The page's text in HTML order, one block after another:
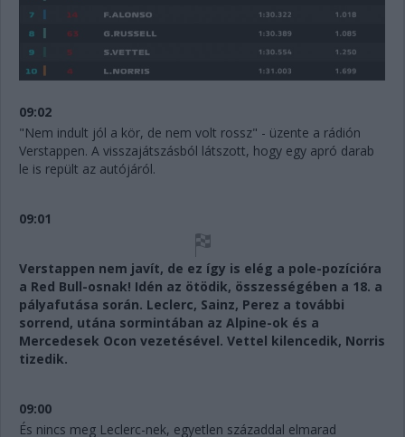
09:02
"Nem indult jól a kör, de nem volt rossz" - üzente a rádión
Verstappen. A visszajátszásból látszott, hogy egy apró darab
le is repült az autójáról.
09:01
Verstappen nem javít, de ez így is elég a pole-pozícióra
a Red Bull-osnak! Idén az ötödik, összességében a 18. a
pályafutása során. Leclerc, Sainz, Perez a további
sorrend, utána sormintában az Alpine-ok és a
Mercedesek Ocon vezetésével. Vettel kilencedik, Norris
tizedik.
09:00
És nincs meg Leclerc-nek, egyetlen századdal elmarad